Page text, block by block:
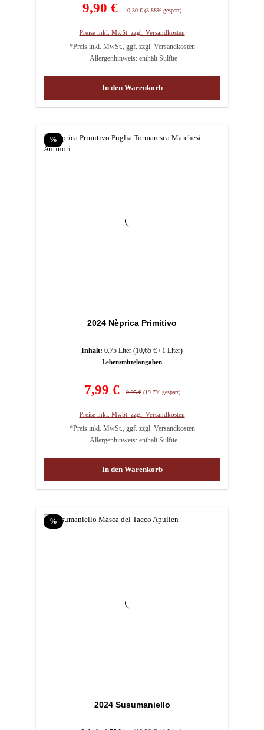
9,90 € Regulärer Preis:
10,30 € (3.88% gespart)
Preise inkl. MwSt. zzgl. Versandkosten
*Preis inkl. MwSt., ggf. zzgl. Versandkosten
Allergenhinweis: enthält Sulfite
In den Warenkorb
%Rabatt
2024 Nèprica Primitivo
Inhalt: 0.75 Liter (10,65 € / 1 Liter)
Lebensmittelangaben
7,99 € Regulärer Preis:
9,95 € (19.7% gespart)
Preise inkl. MwSt. zzgl. Versandkosten
*Preis inkl. MwSt., ggf. zzgl. Versandkosten
Allergenhinweis: enthält Sulfite
In den Warenkorb
%Rabatt
2024 Susumaniello